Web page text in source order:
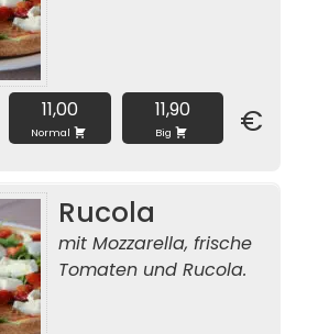
11,00
Normal
11,90
Big €
Rucola
mit Mozzarella, frische
Tomaten und Rucola.